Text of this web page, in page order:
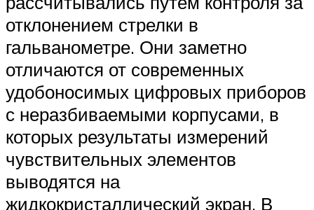
отклонением стрелки в
гальванометре. Они заметно
отличаются от современных
удобоносимых цифровых приборов
с неразбиваемыми корпусами, в
которых результаты измерений
чувствительных элементов
выводятся на
жидкокристаллический экран. В